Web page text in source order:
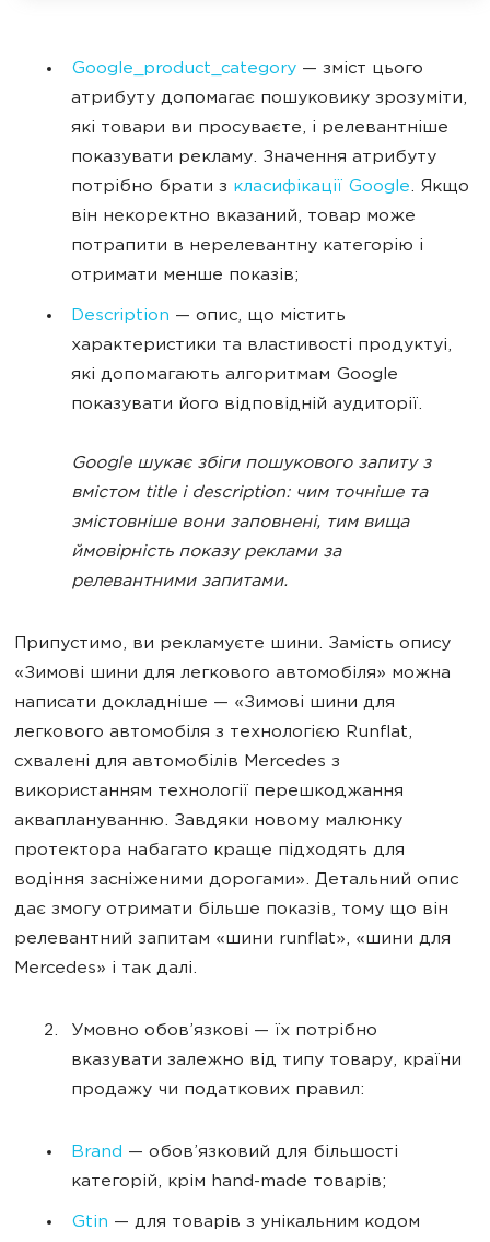
Google_product_category — зміст цього
атрибуту допомагає пошуковику зрозуміти,
які товари ви просуваєте, і релевантніше
показувати рекламу. Значення атрибуту
потрібно брати з класифікації Google. Якщо
він некоректно вказаний, товар може
потрапити в нерелевантну категорію і
отримати менше показів;
Description — опис, що містить
характеристики та властивості продуктуі,
які допомагають алгоритмам Google
показувати його відповідній аудиторії.
Google шукає збіги пошукового запиту з
вмістом title і description: чим точніше та
змістовніше вони заповнені, тим вища
ймовірність показу реклами за
релевантними запитами.
Припустимо, ви рекламуєте шини. Замість опису
«Зимові шини для легкового автомобіля» можна
написати докладніше — «Зимові шини для
легкового автомобіля з технологією Runflat,
схвалені для автомобілів Mercedes з
використанням технології перешкоджання
акваплануванню. Завдяки новому малюнку
протектора набагато краще підходять для
водіння засніженими дорогами». Детальний опис
дає змогу отримати більше показів, тому що він
релевантний запитам «шини runflat», «шини для
Mercedes» і так далі.
Умовно обов’язкові — їх потрібно
вказувати залежно від типу товару, країни
продажу чи податкових правил:
Brand — обов’язковий для більшості
категорій, крім hand-made товарів;
Gtin — для товарів з унікальним кодом